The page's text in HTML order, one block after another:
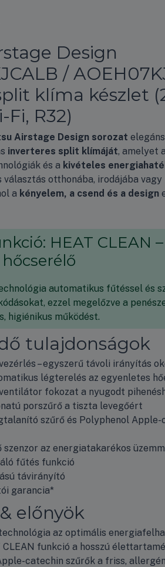
Design
/
klíma készlet
R32)
Airstage Design sorozat
inverteres split klímáját, amelyet a
és a kivételes
választás otthonába, irodájába vagy
a kényelem, a csend és a design
HEAT CLEAN –
automatikus fűtéssel és
ezzel megelőzve a
higiénikus működést.
tulajdonságok
– egyszerű távoli irányítás
légterelés az egyenletes
fokozat a nyugodt
porszűrő a tiszta levegőért
szűrő és Polyphenol Apple-
szenzor az energiatakarékos
fűtés funkció
távirányító
garancia*
előnyök
az optimális
funkció a hosszú
catechin szűrők a friss,